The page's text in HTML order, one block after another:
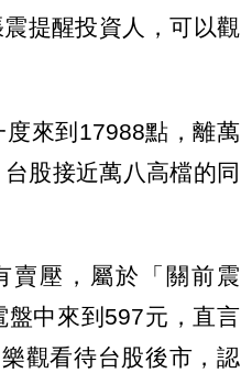
提醒投資人，可以觀
來到17988點，離萬
股接近萬八高檔的同
賣壓，屬於「關前震
中來到597元，直言
觀看待台股後市，認